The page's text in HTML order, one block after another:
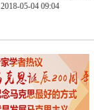
2018-05-04 09:04